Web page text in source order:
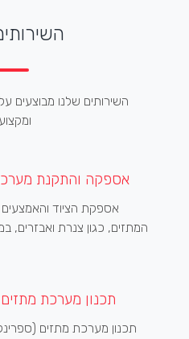
השירותים שלנו מבוצעים
אספקה והתקנת
אספקת הציוד
המתזים, כגון צנרת ואבזרים,
תכנון מערכת
תכנון מערכת מתזים